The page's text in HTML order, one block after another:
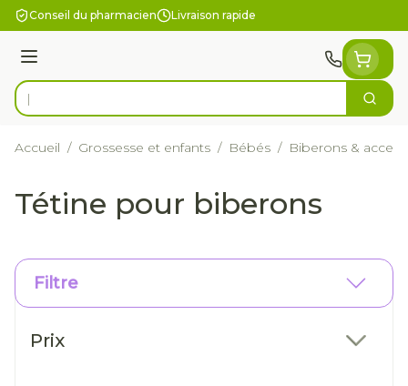
Aller au contenu
Conseil du pharmacien Livraison rapide
Menu
Rechercher
Accueil / Grossesse et enfants / Bébés / Biberons &
Tétine pour biberons
Filtre
Prix